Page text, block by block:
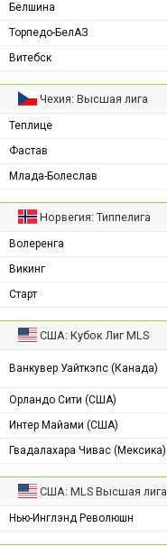
Белшина
Торпедо-БелАЗ
Витебск
Чехия: Высшая лига
Теплице
Фастав
Млада-Болеслав
Норвегия: Типпелига
Волеренга
Викинг
Старт
США: Кубок Лиг MLS
Ванкувер Уайткэпс (Канада)
Орландо Сити (США)
Интер Майами (США)
Гвадалахара Чивас (Мексика)
США: MLS Высшая лига
Нью-Инглэнд Революшн